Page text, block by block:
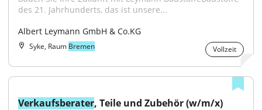
des 21. Jahrhunderts, das ist unsere...
Albert Leymann GmbH & Co.KG
Syke, Raum Bremen Vollzeit
Verkaufsberater, Teile und Zubehör (w/m/x)